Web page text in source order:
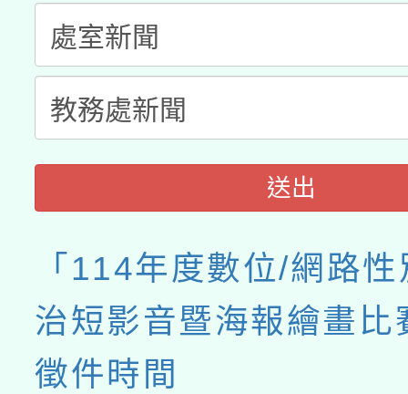
送出
「114年度數位/網路
治短影音暨海報繪畫比
徵件時間